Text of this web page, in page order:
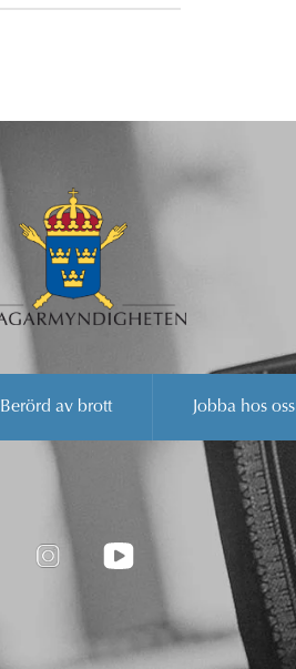
Berörd av brott Jobba hos oss